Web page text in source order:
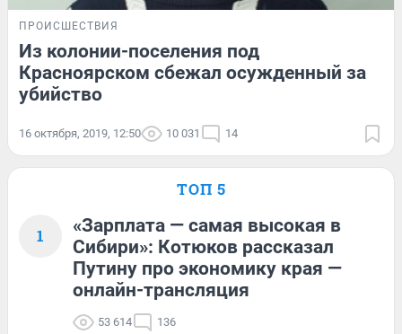
ПРОИСШЕСТВИЯ
Из колонии-поселения под
Красноярском сбежал осужденный за
убийство
16 октября, 2019, 12:50 10 031 14
ТОП 5
1
«Зарплата — самая высокая в
Сибири»: Котюков рассказал
Путину про экономику края —
онлайн-трансляция
53 614 136